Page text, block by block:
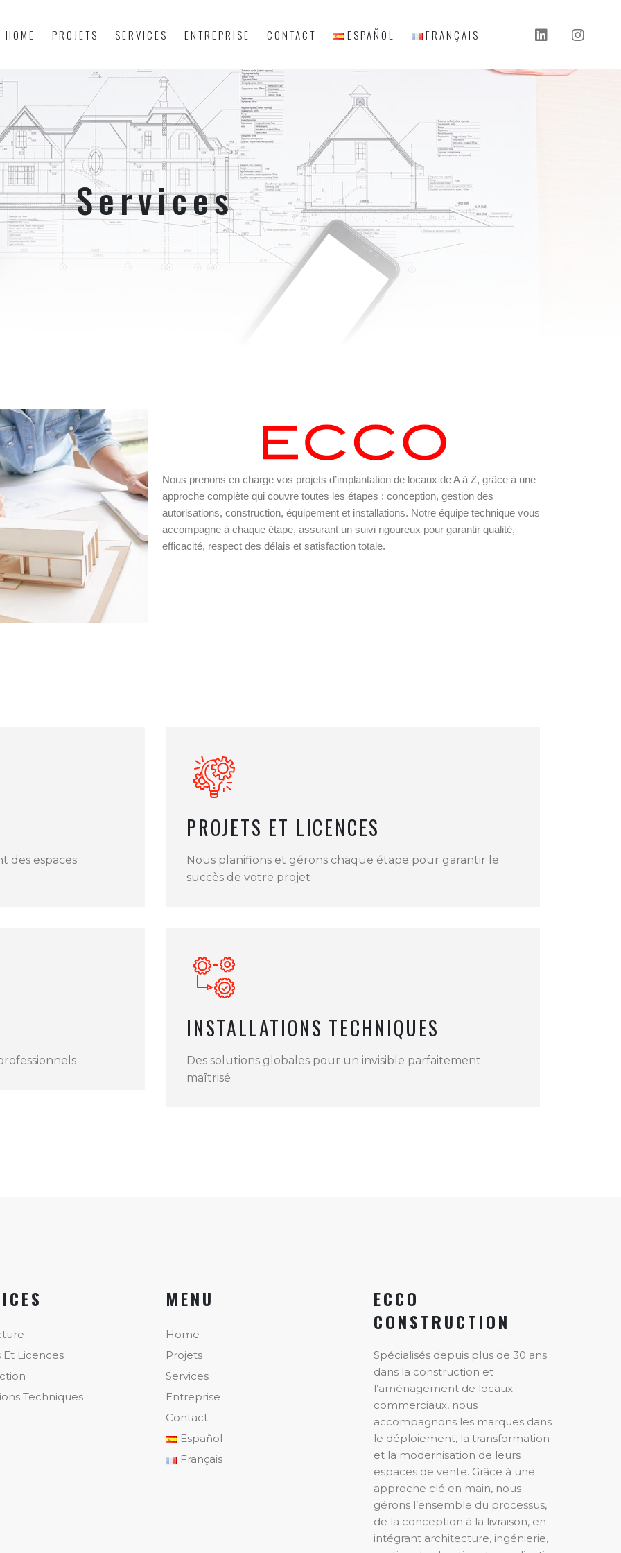
HOME PROJETS SERVICES ENTREPRISE CONTACT ESPAÑOL FRANÇAIS
Services
Nous prenons en charge vos projets d’implantation de locaux de A à Z, grâce à une
approche complète qui couvre toutes les étapes : conception, gestion des
autorisations, construction, équipement et installations. Notre équipe technique vous
accompagne à chaque étape, assurant un suivi rigoureux pour garantir qualité,
efficacité, respect des délais et satisfaction totale.
des espaces
PROJETS ET LICENCES
Nous planifions et gérons chaque étape pour garantir le
succès de votre projet
INSTALLATIONS TECHNIQUES
Des solutions globales pour un invisible parfaitement
maîtrisé
Et Licences
Techniques
MENU
Home
Projets
Services
Entreprise
Contact
Español
Français
ECCO
CONSTRUCTION
Spécialisés depuis plus de 30 ans
dans la construction et
l’aménagement de locaux
commerciaux, nous
accompagnons les marques dans
le déploiement, la transformation
et la modernisation de leurs
espaces de vente. Grâce à une
approche clé en main, nous
gérons l’ensemble du processus,
de la conception à la livraison, en
intégrant architecture, ingénierie,